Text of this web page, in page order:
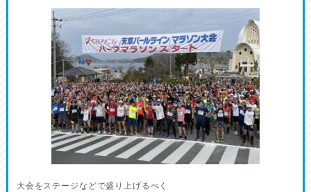
大会をステージなどで盛り上げるべく